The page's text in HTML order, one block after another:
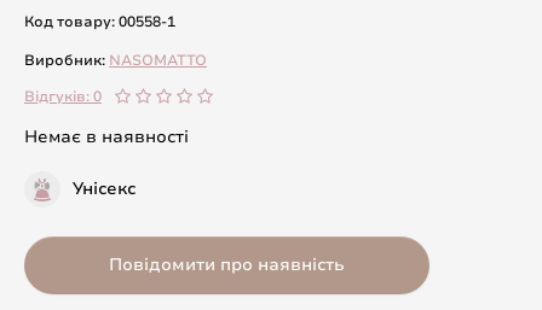
Код товару: 00558-1
Виробник: NASOMATTO
Відгуків: 0
Немає в наявності
Унісекс
Повідомити про наявність